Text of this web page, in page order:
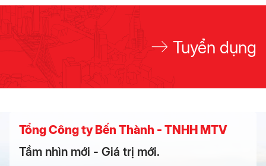
Tuyển dụng
Tổng Công ty Bến Thành - TNHH MTV
Tầm nhìn mới - Giá trị mới.